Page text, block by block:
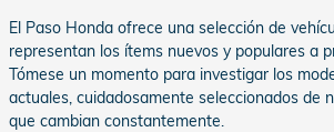
El Paso Honda ofrece una selección de
representan los ítems nuevos y populares a
Tómese un momento para investigar los
actuales, cuidadosamente seleccionados de
que cambian constantemente.